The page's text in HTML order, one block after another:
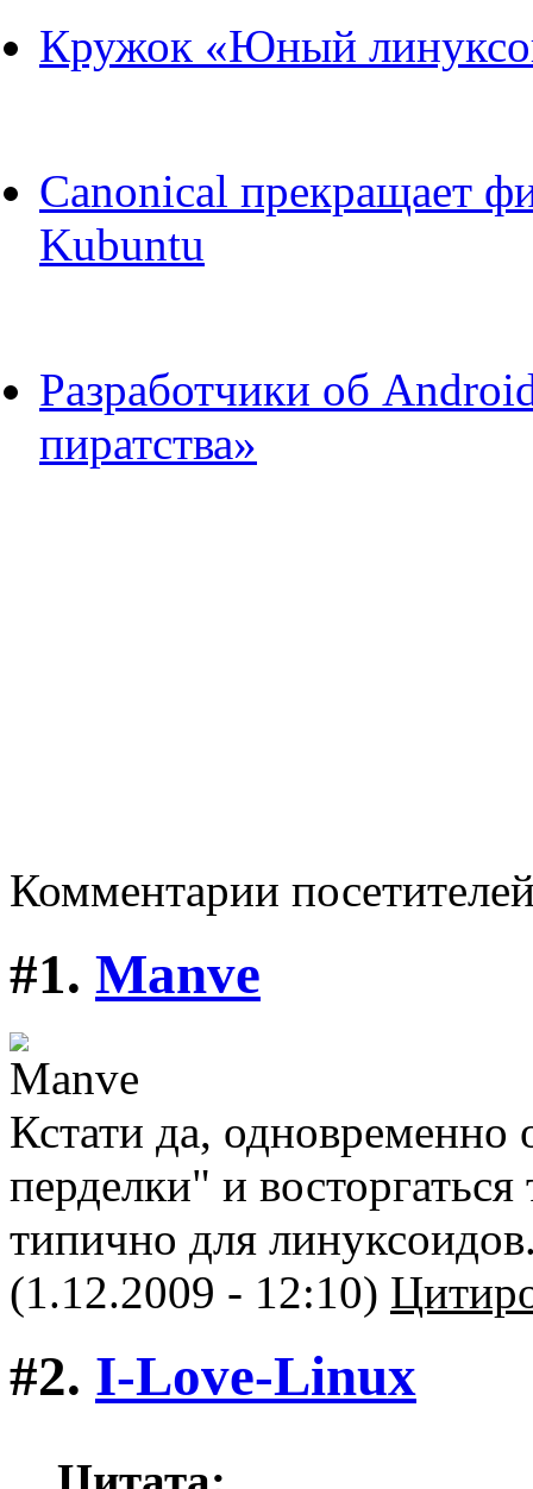
Кружок «Юный
Canonical прекращает
Kubuntu
Разработчики об
пиратства»
Комментарии
#1. Manve
Кстати да, одновременно
перделки" и
типично для
(1.12.2009 - 12:10)
#2. I-Love-Linux